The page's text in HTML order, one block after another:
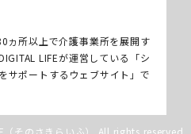
ヵ所以上で介護事業所を展開す
LIFEが運営している「シ
サポートするウェブサイト」で
そのさきらいふ） All rights reserved.